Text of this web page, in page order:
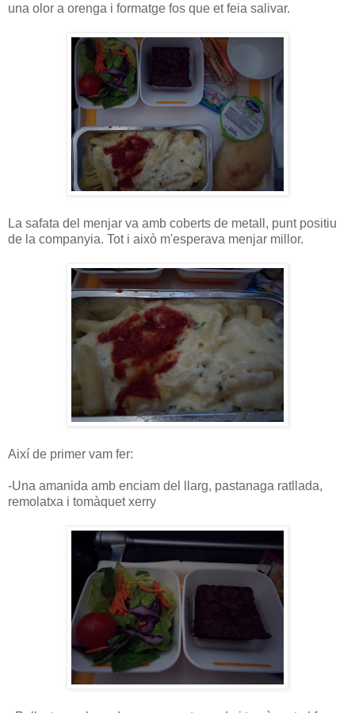
una olor a orenga i formatge fos que et feia salivar.
La safata del menjar va amb coberts de metall, punt positiu
de la companyia. Tot i això m'esperava menjar millor.
Així de primer vam fer:
-Una amanida amb enciam del llarg, pastanaga ratllada,
remolatxa i tomàquet xerry